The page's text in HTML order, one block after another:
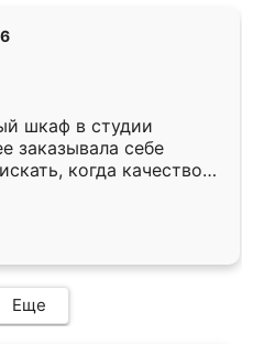
шкаф в студии
заказывала себе
когда качеством
кухня уже почти
нет.
Еще